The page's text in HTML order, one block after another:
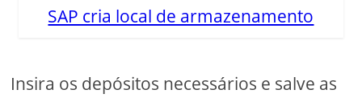
SAP cria local de armazenamento
Insira os depósitos necessários e salve as